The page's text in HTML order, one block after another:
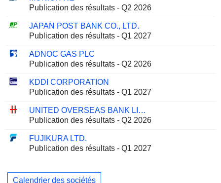
Publication des résultats - Q2 2026
JAPAN POST BANK CO., LTD.
Publication des résultats - Q1 2027
ADNOC GAS PLC
Publication des résultats - Q2 2026
KDDI CORPORATION
Publication des résultats - Q1 2027
UNITED OVERSEAS BANK LIMITED
Publication des résultats - Q2 2026
FUJIKURA LTD.
Publication des résultats - Q1 2027
Calendrier des sociétés